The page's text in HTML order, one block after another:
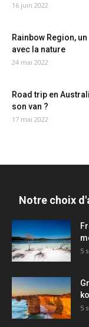
16 juin 2022
Rainbow Region,
avec la nature
24 mai 2022
Road trip en
son van ?
17 mai 2022
Notre choix
5
5